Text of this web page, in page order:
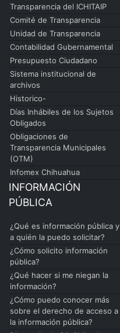
Transparencia del ICHITAIP
Comité de Transparencia
Unidad de Transparencia
Contabilidad Gubernamental
Presupuesto Ciudadano
Sistema institucional de
archivos
Historico-
Días Inhábiles de los Sujetos
Obligados
Obligaciones de
Transparencia Municipales
(OTM)
Infomex Chihuahua
INFORMACIÓN
PÚBLICA
¿Qué es información pública y
a quién la puedo solicitar?
¿Cómo solicito información
pública?
¿Qué hacer si me niegan la
información?
¿Cómo puedo conocer más
sobre el derecho de acceso a
la información pública?